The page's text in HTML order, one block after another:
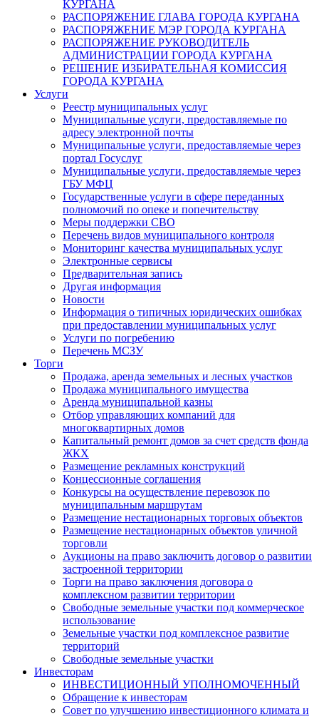
КУРГАНА
РАСПОРЯЖЕНИЕ ГЛАВА ГОРОДА КУРГАНА
РАСПОРЯЖЕНИЕ МЭР ГОРОДА КУРГАНА
РАСПОРЯЖЕНИЕ РУКОВОДИТЕЛЬ
АДМИНИСТРАЦИИ ГОРОДА КУРГАНА
РЕШЕНИЕ ИЗБИРАТЕЛЬНАЯ КОМИССИЯ
ГОРОДА КУРГАНА
Услуги
Реестр муниципальных услуг
Муниципальные услуги, предоставляемые по
адресу электронной почты
Муниципальные услуги, предоставляемые через
портал Госуслуг
Муниципальные услуги, предоставляемые через
ГБУ МФЦ
Государственные услуги в сфере переданных
полномочий по опеке и попечительству
Меры поддержки СВО
Перечень видов муниципального контроля
Мониторинг качества муниципальных услуг
Электронные сервисы
Предварительная запись
Другая информация
Новости
Информация о типичных юридических ошибках
при предоставлении муниципальных услуг
Услуги по погребению
Перечень МСЗУ
Торги
Продажа, аренда земельных и лесных участков
Продажа муниципального имущества
Аренда муниципальной казны
Отбор управляющих компаний для
многоквартирных домов
Капитальный ремонт домов за счет средств фонда
ЖКХ
Размещение рекламных конструкций
Концессионные соглашения
Конкурсы на осуществление перевозок по
муниципальным маршрутам
Размещение нестационарных торговых объектов
Размещение нестационарных объектов уличной
торговли
Аукционы на право заключить договор о развитии
застроенной территории
Торги на право заключения договора о
комплексном развитии территории
Свободные земельные участки под коммерческое
использование
Земельные участки под комплексное развитие
территорий
Свободные земельные участки
Инвесторам
ИНВЕСТИЦИОННЫЙ УПОЛНОМОЧЕННЫЙ
Обращение к инвесторам
Совет по улучшению инвестиционного климата и